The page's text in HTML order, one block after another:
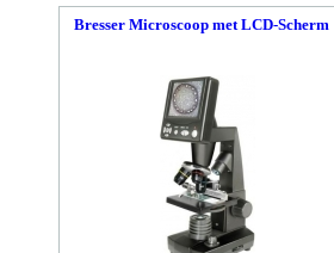
Bresser Microscoop met LCD-Scherm